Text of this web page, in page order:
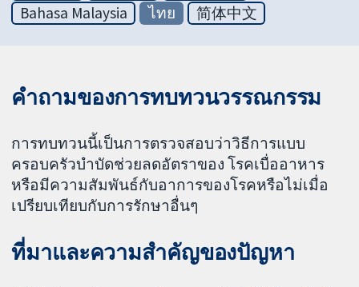
Bahasa Malaysia
ไทย 简体中文
คำถามของการทบทวนวรรณกรรม
การทบทวนนี้เป็นการตรวจสอบว่าวิธีการแบบ
ครอบครัวบำบัดช่วยลดอัตราของ โรคเบื่ออาหาร
หรือมีความสัมพันธ์กับอาการของโรคหรือไม่เมื่อ
เปรียบเทียบกับการรักษาอื่นๆ
ที่มาและความสำคัญของปัญหา